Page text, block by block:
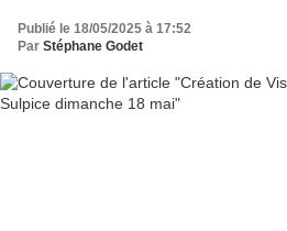
Publié le 18/05/2025 à 17:52
Par Stéphane Godet